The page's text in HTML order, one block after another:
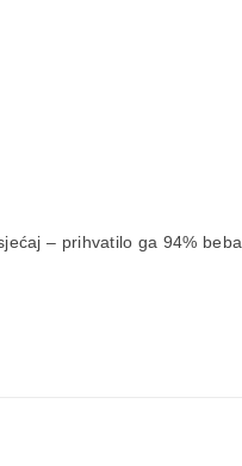
– prihvatilo ga 94% beba